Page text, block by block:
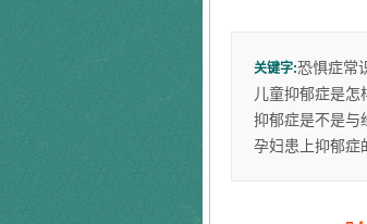
关键字:恐惧症常
儿童抑郁症是怎
抑郁症是不是与
孕妇患上抑郁症